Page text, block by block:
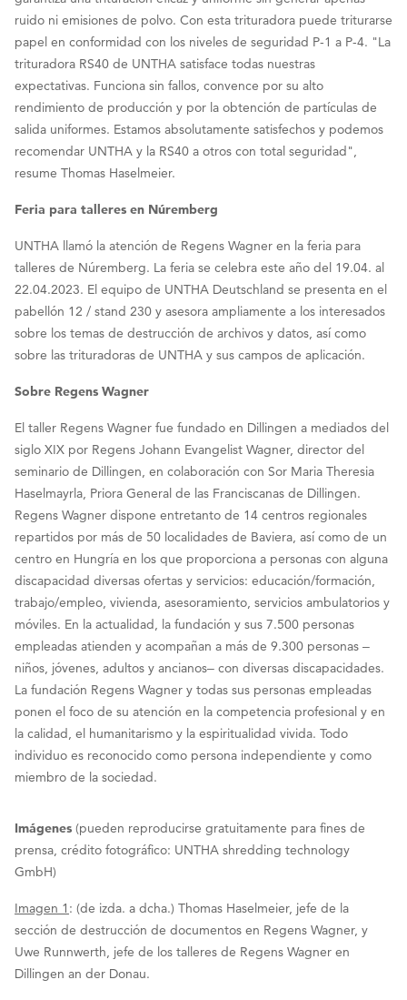
ruido ni emisiones de polvo. Con esta trituradora puede triturarse
papel en conformidad con los niveles de seguridad P-1 a P-4. "La
trituradora RS40 de UNTHA satisface todas nuestras
expectativas. Funciona sin fallos, convence por su alto
rendimiento de producción y por la obtención de partículas de
salida uniformes. Estamos absolutamente satisfechos y podemos
recomendar UNTHA y la RS40 a otros con total seguridad",
resume Thomas Haselmeier.
Feria para talleres en Núremberg
UNTHA llamó la atención de Regens Wagner en la feria para
talleres de Núremberg. La feria se celebra este año del 19.04. al
22.04.2023. El equipo de UNTHA Deutschland se presenta en el
pabellón 12 / stand 230 y asesora ampliamente a los interesados
sobre los temas de destrucción de archivos y datos, así como
sobre las trituradoras de UNTHA y sus campos de aplicación.
Sobre Regens Wagner
El taller Regens Wagner fue fundado en Dillingen a mediados del
siglo XIX por Regens Johann Evangelist Wagner, director del
seminario de Dillingen, en colaboración con Sor Maria Theresia
Haselmayrla, Priora General de las Franciscanas de Dillingen.
Regens Wagner dispone entretanto de 14 centros regionales
repartidos por más de 50 localidades de Baviera, así como de un
centro en Hungría en los que proporciona a personas con alguna
discapacidad diversas ofertas y servicios: educación/formación,
trabajo/empleo, vivienda, asesoramiento, servicios ambulatorios y
móviles. En la actualidad, la fundación y sus 7.500 personas
empleadas atienden y acompañan a más de 9.300 personas ‒
niños, jóvenes, adultos y ancianos‒ con diversas discapacidades.
La fundación Regens Wagner y todas sus personas empleadas
ponen el foco de su atención en la competencia profesional y en
la calidad, el humanitarismo y la espiritualidad vivida. Todo
individuo es reconocido como persona independiente y como
miembro de la sociedad.
Imágenes (pueden reproducirse gratuitamente para fines de
prensa, crédito fotográfico: UNTHA shredding technology
GmbH)
Imagen 1 : (de izda. a dcha.) Thomas Haselmeier, jefe de la
sección de destrucción de documentos en Regens Wagner, y
Uwe Runnwerth, jefe de los talleres de Regens Wagner en
Dillingen an der Donau.